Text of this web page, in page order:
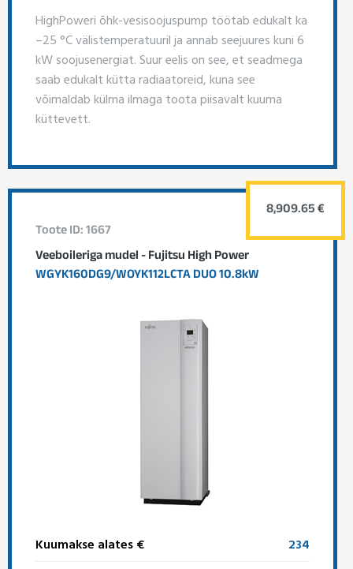
HighPoweri õhk-vesisoojuspump töötab edukalt ka
–25 °C välistemperatuuril ja annab seejuures kuni 6
kW soojusenergiat. Suur eelis on see, et seadmega
saab edukalt kütta radiaatoreid, kuna see
võimaldab külma ilmaga toota piisavalt kuuma
küttevett.
Toote ID: 1667
Veeboileriga mudel - Fujitsu High Power
WGYK160DG9/WOYK112LCTA DUO 10.8kW
Kuumakse alates €
234
8,909.65 €